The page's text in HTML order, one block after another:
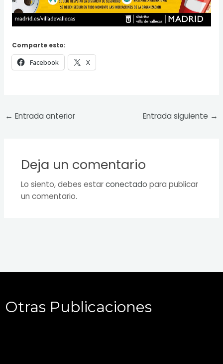
Comparte esto:
Facebook X
← Entrada anterior Entrada siguiente →
Deja un comentario
Lo siento, debes estarconectado para publicar
un comentario.
Otras Publicaciones